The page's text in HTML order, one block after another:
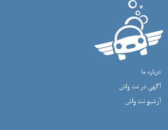
درباره ما
آگهی در نت واش
آرشیو نت واش